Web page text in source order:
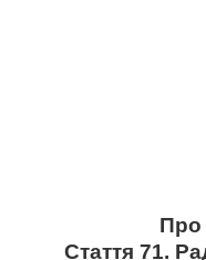
Про
Стаття 71.